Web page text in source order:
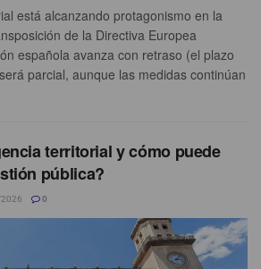
está alcanzando protagonismo en la
de la Directiva Europea
española avanza con retraso (el plazo
parcial, aunque las medidas continúan
territorial y cómo puede
pública?
0